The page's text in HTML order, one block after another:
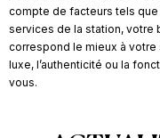
compte de facteurs tels que
services de la station, votre
correspond le mieux à
luxe, l’authenticité ou la
vous.